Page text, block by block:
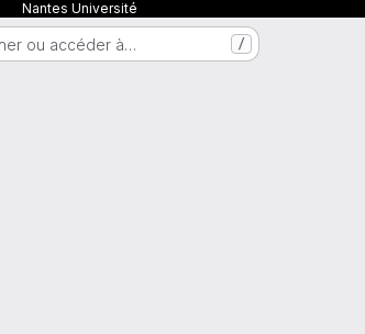
Nantes Université
ou accéder à… /